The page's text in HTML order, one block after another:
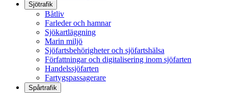
Sjötrafik
Båtliv
Farleder och hamnar
Sjökartläggning
Marin miljö
Sjöfartsbehörigheter och sjöfartshälsa
Författningar och digitalisering inom sjöfarten
Handelssjöfarten
Fartygspassagerare
Spårtrafik